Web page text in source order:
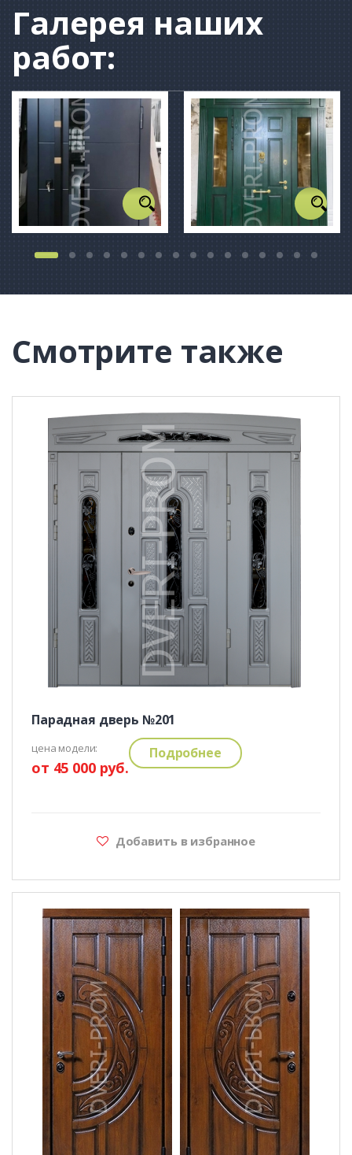
Галерея наших
работ:
Смотрите также
Парадная дверь №201
цена модели:
от 45 000 руб.
Подробнее
Добавить в избранное